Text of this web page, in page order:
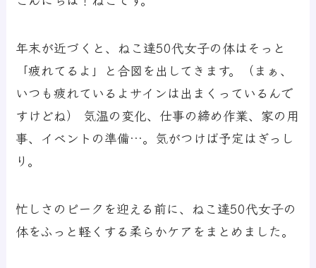
年末が近づくと、ねこ達50代女子の体はそっと
「疲れてるよ」と合図を出してきます。（まぁ、
いつも疲れているよサインは出まくっているんで
すけどね） 気温の変化、仕事の締め作業、家の用
事、イベントの準備…。気がつけば予定はぎっし
り。
忙しさのピークを迎える前に、ねこ達50代女子の
体をふっと軽くする柔らかケアをまとめました。